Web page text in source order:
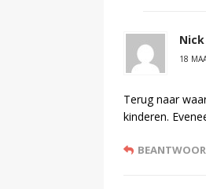
Nick
18
Terug naar
kinderen.